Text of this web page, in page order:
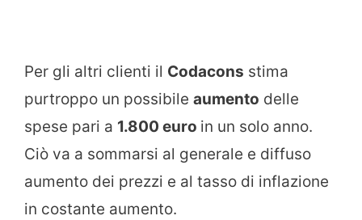
Per gli altri clienti il Codacons stima
purtroppo un possibile aumento delle
spese pari a 1.800 euro in un solo anno.
Ciò va a sommarsi al generale e diffuso
aumento dei prezzi e al tasso di inflazione
in costante aumento.